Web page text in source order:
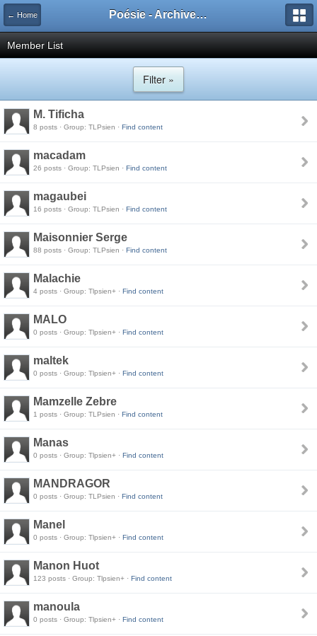
← Home Poésie - Archives de Toute La Poésie - 2005 - 2006
Member List
Filter »
M. Tificha
8 posts · Group: TLPsien · Find content
macadam
26 posts · Group: TLPsien · Find content
magaubei
16 posts · Group: TLPsien · Find content
Maisonnier Serge
88 posts · Group: TLPsien · Find content
Malachie
4 posts · Group: Tlpsien+ · Find content
MALO
0 posts · Group: Tlpsien+ · Find content
maltek
0 posts · Group: Tlpsien+ · Find content
Mamzelle Zebre
1 posts · Group: TLPsien · Find content
Manas
0 posts · Group: Tlpsien+ · Find content
MANDRAGOR
0 posts · Group: TLPsien · Find content
Manel
0 posts · Group: Tlpsien+ · Find content
Manon Huot
123 posts · Group: Tlpsien+ · Find content
manoula
0 posts · Group: Tlpsien+ · Find content